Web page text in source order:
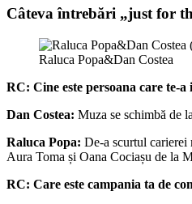
Câteva întrebări „just for
Raluca Popa&Dan Costea
RC: Cine este persoana care te-
Dan Costea: Muza se schimbă de
Raluca Popa: De-a scurtul carierei
Aura Toma și Oana Cociașu de la
RC: Care este campania ta de